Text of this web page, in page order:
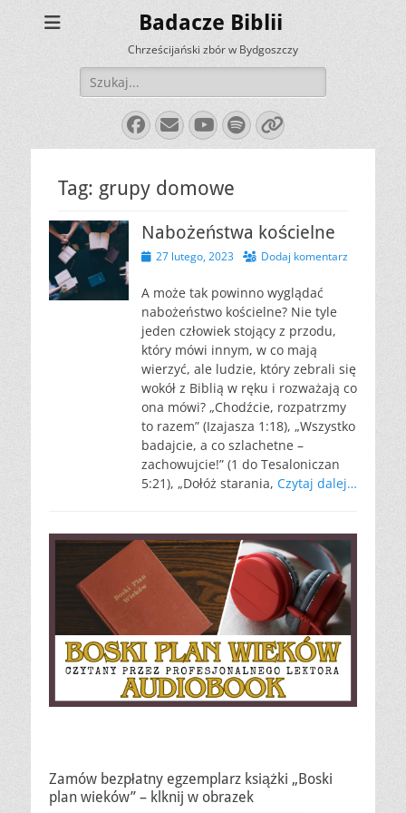
Badacze Biblii
Chrześcijański zbór w Bydgoszczy
Szukaj:
Facebook
E-
mail
YouTube
Spotify
Link
Tag: grupy domowe
Nabożeństwa kościelne
Opublikowano
27 lutego, 2023 Dodaj komentarz
A może tak powinno wyglądać
nabożeństwo kościelne? Nie tyle
jeden człowiek stojący z przodu,
który mówi innym, w co mają
wierzyć, ale ludzie, który zebrali się
wokół z Biblią w ręku i rozważają co
ona mówi? „Chodźcie, rozpatrzmy
to razem” (Izajasza 1:18), „Wszystko
badajcie, a co szlachetne –
zachowujcie!” (1 do Tesaloniczan
5:21), „Dołóż starania, Czytaj dalej…
Zamów bezpłatny egzemplarz książki „Boski
plan wieków” – klknij w obrazek